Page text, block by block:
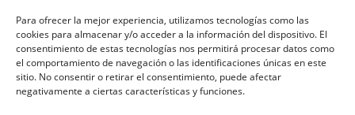
Para ofrecer la mejor experiencia, utilizamos tecnologías como las
cookies para almacenar y/o acceder a la información del dispositivo. El
consentimiento de estas tecnologías nos permitirá procesar datos como
el comportamiento de navegación o las identificaciones únicas en este
sitio. No consentir o retirar el consentimiento, puede afectar
negativamente a ciertas características y funciones.
PAGO SEGURO